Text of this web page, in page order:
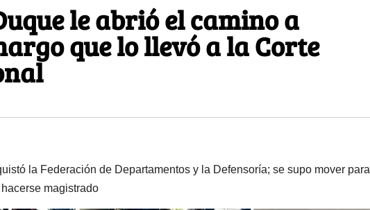
le abrió el camino a
que lo llevó a la Corte
la Federación de Departamentos y la Defensoría; se supo mover para
magistrado